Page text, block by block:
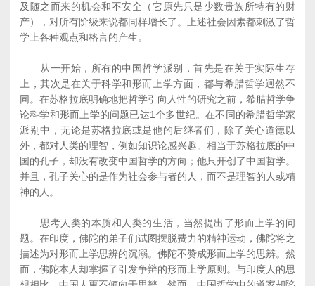
及随之而来的机会和不安全（它原先只是少数贵族所特有的财
产），对所有阶级来说都同样增长了。上述社会因素都刺激了哲
学上各种观点和格言的产生。
从一开始，所有的中国哲学派别，首先是在关于实际生存
上，其次是在关于科学和形而上学方面，都与希腊哲学迥然不
同。在苏格拉底明确地把哲学引向人性的研究之前，希腊哲学争
论科学和形而上学的问题已达1个多世纪。在不同的希腊哲学家
派别中，无论是苏格拉底或是他的后继者们，除了关心道德以
外，都对人类的理智，例如知识论感兴趣。相当于苏格拉底的中
国的孔子，却没有改变中国哲学的方向；他只开创了中国哲学。
并且，孔子关心的是作为社会参与者的人，而不是理智的人或精
神的人。
思考人类的本质和人类的生活，当然提出了形而上学的问
题。在印度，佛陀的弟子们试图摆脱费力的精神运动，佛陀将之
描述为对形而上学思辨的沉溺。佛陀不赞成形而上学的思辨。然
而，佛陀本人却掌握了引发争辩的形而上学原则。与印度人的思